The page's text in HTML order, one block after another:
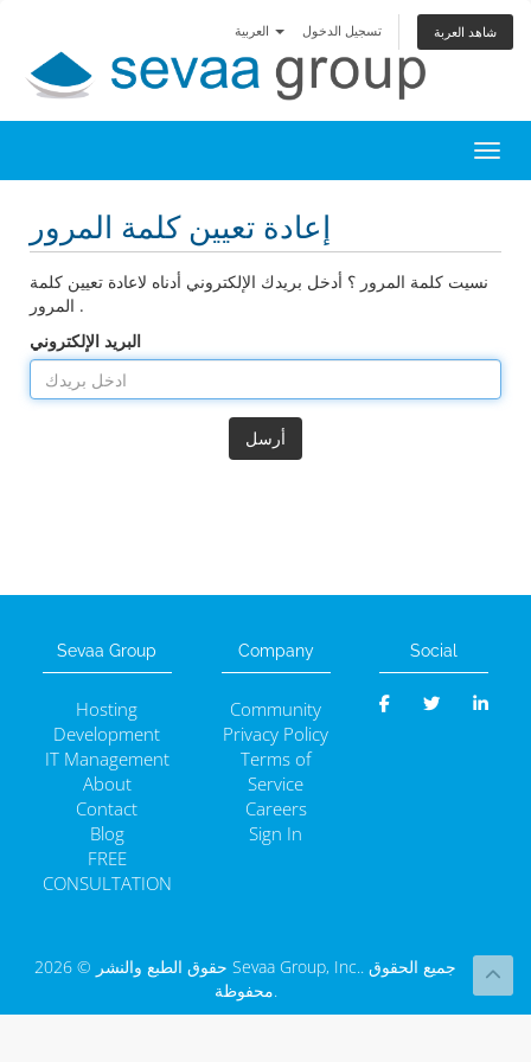
تسجيل الدخول شاهد العربة
إعادة تعيين كلمة المرور
نسيت كلمة المرور ؟ أدخل بريدك الإلكتروني أدناه لاعادة تعيين كلمة
المرور .
البريد الإلكتروني
أرسل
Sevaa Group
Hosting
Development
IT Management
About
Contact
Blog
FREE
CONSULTATION
Company
Community
Privacy Policy
Terms of
Service
Careers
Sign In
Social
حقوق الطبع والنشر © 2026 Sevaa Group, Inc.. جميع الحقوق
محفوظة.